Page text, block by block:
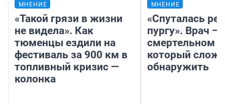
МНЕНИЕ
«Такой грязи в жизни
не видела». Как
тюменцы ездили на
фестиваль за 900 км в
топливный кризис —
колонка
МНЕНИЕ
«Спуталась
пургу». Врач —
смертельном
который
обнаружить